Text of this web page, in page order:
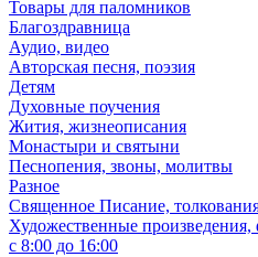
Товары для паломников
Благоздравница
Аудио, видео
Авторская песня, поэзия
Детям
Духовные поучения
Жития, жизнеописания
Монастыри и святыни
Песнопения, звоны, молитвы
Разное
Священное Писание,
Художественные
с 8:00 до 16:00